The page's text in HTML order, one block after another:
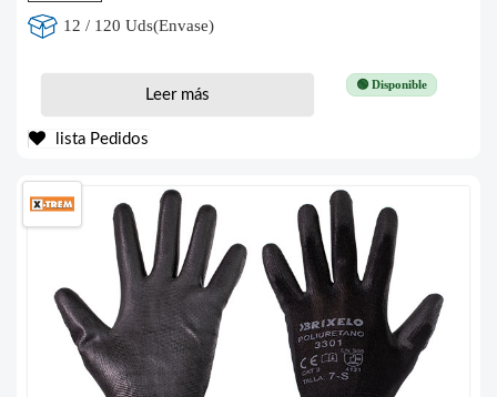
12 / 120 Uds(Envase)
🟢 Disponible
Leer más
lista Pedidos